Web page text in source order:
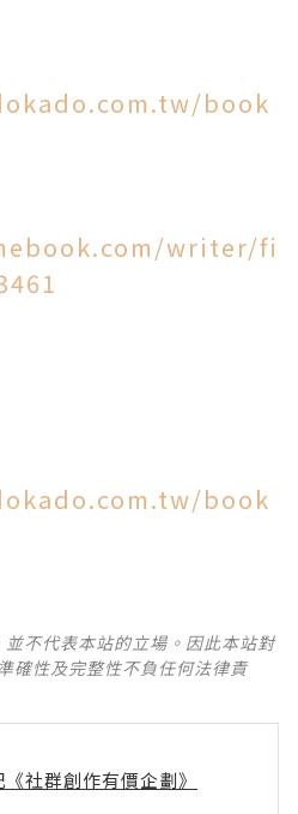
book
writer/fi
book
不代表本站的立場。因此本站對
確性及完整性不負任何法律責
社群創作有價企劃》